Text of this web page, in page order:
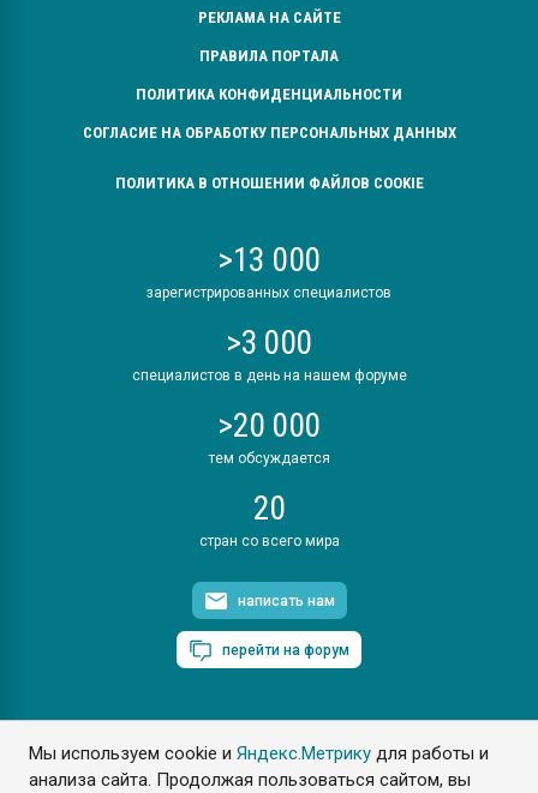
Мы используем cookie иЯндекс.Метрику для работы и
анализа сайта. Продолжая пользоваться сайтом, вы
РЕКЛАМА НА САЙТЕ
ПРАВИЛА ПОРТАЛА
ПОЛИТИКА КОНФИДЕНЦИАЛЬНОСТИ
СОГЛАСИЕ НА ОБРАБОТКУ ПЕРСОНАЛЬНЫХ ДАННЫХ
ПОЛИТИКА В ОТНОШЕНИИ ФАЙЛОВ COOKIE
>13 000
зарегистрированных специалистов
>3 000
специалистов в день на нашем форуме
>20 000
тем обсуждается
20
стран со всего мира
написать нам
перейти на форум
ПластЭксперт © 2006. Все права защищены
Разрешается копирование материалов сайта с обязательной